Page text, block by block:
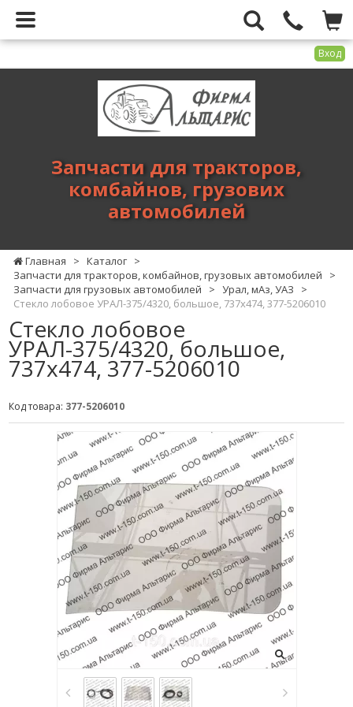
Вход
тракторов,
комбайнов,
Запчасти для тракторов,
комбайнов, грузових
автомобилей
Главная > Каталог >
Запчасти для тракторов, комбайнов, грузовых автомобилей
>
Запчасти для грузовых автомобилей
> Урал, мАз, УАЗ
>
Стекло лобовое УРАЛ-375/4320, большое, 737х474, 377-5206010
Стекло лобовое
УРАЛ-375/4320, большое,
737х474, 377-5206010
Код товара: 377-5206010